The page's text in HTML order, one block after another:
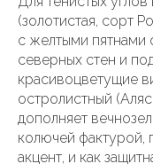
(золотистая, сорт
с желтыми пятнами
северных стен и
красивоцветущие
остролистный
дополняет
колючей фактурой,
акцент, и как